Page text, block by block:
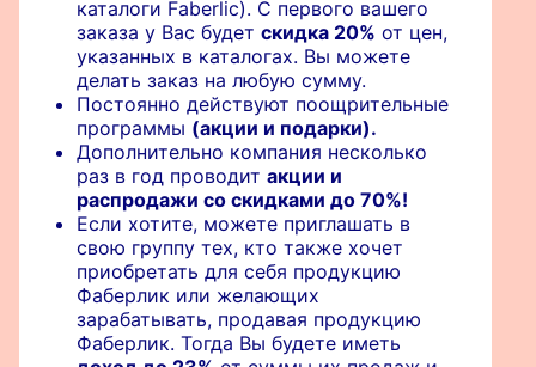
каталоги Faberlic). С первого вашего
заказа у Вас будет скидка 20% от цен,
указанных в каталогах. Вы можете
делать заказ на любую сумму.
Постоянно действуют поощрительные
программы (акции и подарки).
Дополнительно компания несколько
раз в год проводит акции и
распродажи со скидками до 70%!
Если хотите, можете приглашать в
свою группу тех, кто также хочет
приобретать для себя продукцию
Фаберлик или желающих
зарабатывать, продавая продукцию
Фаберлик. Тогда Вы будете иметь